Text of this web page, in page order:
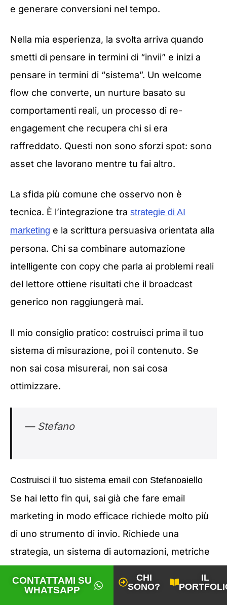
e generare conversioni nel tempo.
Nella mia esperienza, la svolta arriva quando
smetti di pensare in termini di “invii” e inizi a
pensare in termini di “sistema”. Un welcome
flow che converte, un nurture basato su
comportamenti reali, un processo di re-
engagement che recupera chi si era
raffreddato. Questi non sono sforzi spot: sono
asset che lavorano mentre tu fai altro.
La sfida più comune che osservo non è
tecnica. È l’integrazione tra strategie di AI
marketing e la scrittura persuasiva orientata alla
persona. Chi sa combinare automazione
intelligente con copy che parla ai problemi reali
del lettore ottiene risultati che il broadcast
generico non raggiungerà mai.
Il mio consiglio pratico: costruisci prima il tuo
sistema di misurazione, poi il contenuto. Se
non sai cosa misurerai, non sai cosa
ottimizzare.
— Stefano
Costruisci il tuo sistema email con Stefanoaiello
Se hai letto fin qui, sai già che fare email
marketing in modo efficace richiede molto più
di uno strumento di invio. Richiede una
strategia, un sistema di automazioni, metriche
ottimizzazione continua.
CONTATTAMI SU
WHATSAPP
CHI
SONO?
IL